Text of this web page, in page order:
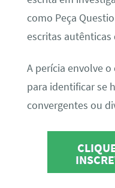
como Peça
escritas autênticas
A perícia envolve
para identificar se
convergentes ou